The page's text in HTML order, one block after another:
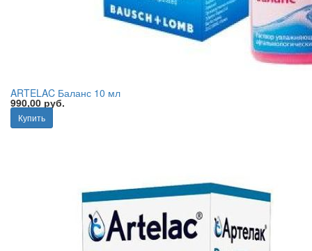
ARTELAC Баланс 10 мл
990,00 руб.
Купить